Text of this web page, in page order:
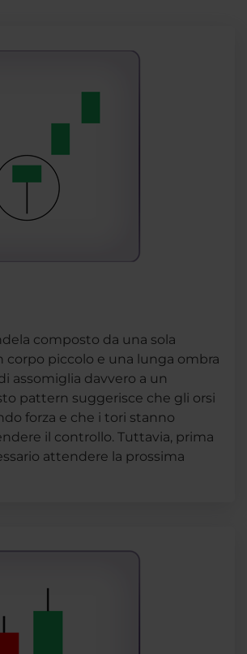
composto da una sola
corpo piccolo e una lunga ombra
assomiglia davvero a un
pattern suggerisce che gli orsi
forza e che i tori stanno
il controllo. Tuttavia, prima
attendere la prossima